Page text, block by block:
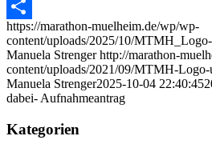
Teilen
https://marathon-muelheim.de/wp/wp-
content/uploads/2025/10/
Manuela Strenger http://marathon-
content/uploads/2021/09/MTMH-
Manuela Strenger2025-10-04 22:40:45
dabei- Aufnahmeantrag
Kategorien